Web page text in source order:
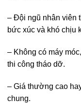
– Đội ngũ nhân viên
bức xúc và khó chịu
– Không có máy
thi công tháo dỡ.
– Giá thường cao
chung.